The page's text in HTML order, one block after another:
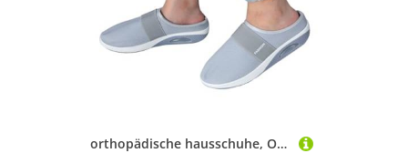
orthopädische hausschuhe, Orthopädische Schuhe Damen Mesh Atmungsaktive Hausschuhe Air Cushion Slip On Diabetiker Wanderschuhe Sommer Leichte Slippers Rutschfest Pantoffeln Freizeit Sportschuhe